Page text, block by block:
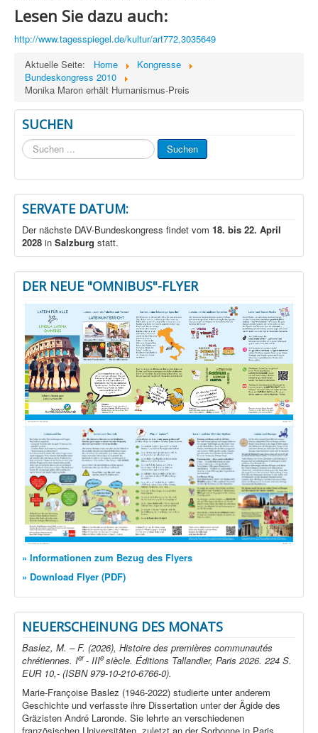
Lesen Sie dazu auch:
http://www.tagesspiegel.de/kultur/art772,3035649
Aktuelle Seite:
Home
Kongresse
Bundeskongress 2010
Monika Maron erhält Humanismus-Preis
SUCHEN
Suchen
...
Suchen
SERVATE DATUM:
Der nächste DAV-Bundeskongress findet vom 18. bis 22. April
2028 in Salzburg statt.
DER NEUE "OMNIBUS"-FLYER
» Informationen zum Bezug des Flyers
» Download Flyer (PDF)
NEUERSCHEINUNG DES MONATS
Baslez, M. – F. (2026), Histoire des premières communautés
chrétiennes. Ier- IIIe siècle. Éditions Tallandier, Paris 2026. 224 S.
EUR 10,- (ISBN 979-10-210-6766-0).
Marie-Françoise Baslez (1946-2022) studierte unter anderem
Geschichte und verfasste ihre Dissertation unter der Ägide des
Gräzisten André Laronde. Sie lehrte an verschiedenen